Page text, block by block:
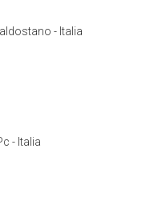
- Italia
- Italia